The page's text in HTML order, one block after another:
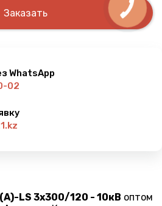
Заказать
WhatsApp
02
LS 3х300/120 - 10кВ оптом